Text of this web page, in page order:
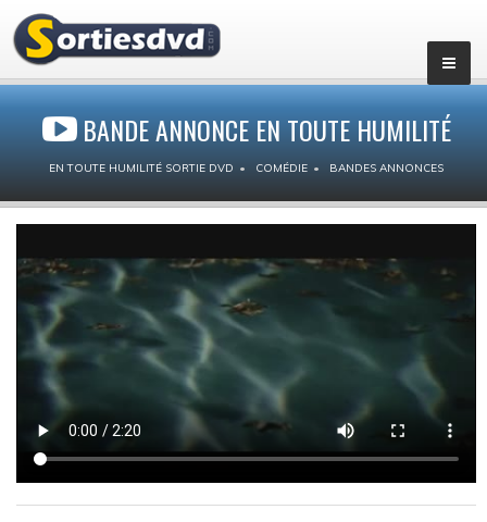
BANDE ANNONCE EN TOUTE HUMILITÉ
EN TOUTE HUMILITÉ SORTIE DVD COMÉDIE BANDES ANNONCES